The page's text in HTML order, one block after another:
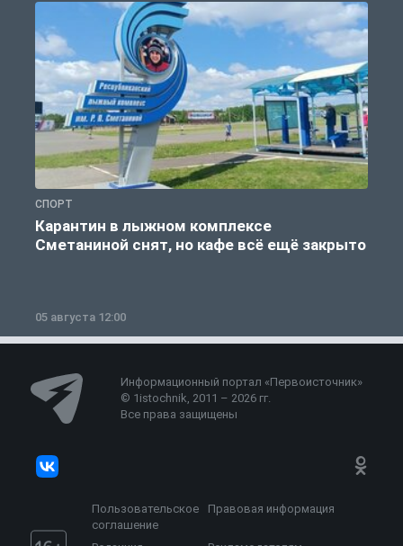
СПОРТ
Карантин в лыжном комплексе
Сметаниной снят, но кафе всё ещё закрыто
05 августа 12:00
Информационный портал «Первоисточник»
© 1istochnik, 2011 – 2026 гг.
Все права защищены
Пользовательское
соглашение
Правовая информация